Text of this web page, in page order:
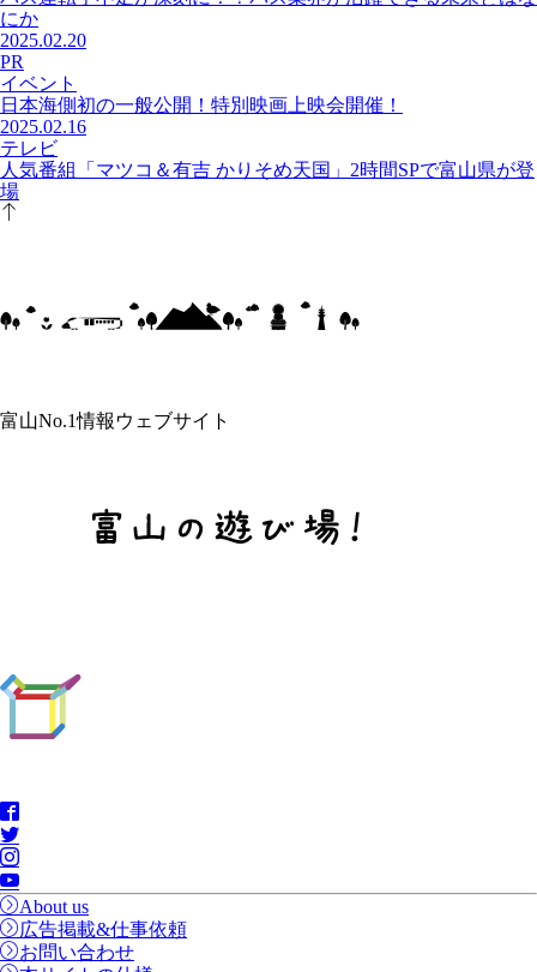
にか
2025.02.20
PR
イベント
日本海側初の一般公開！特別映画上映会開催！
2025.02.16
テレビ
人気番組「マツコ＆有吉 かりそめ天国」2時間SPで富山県が登
場
富山No.1情報ウェブサイト
About us
広告掲載&仕事依頼
お問い合わせ